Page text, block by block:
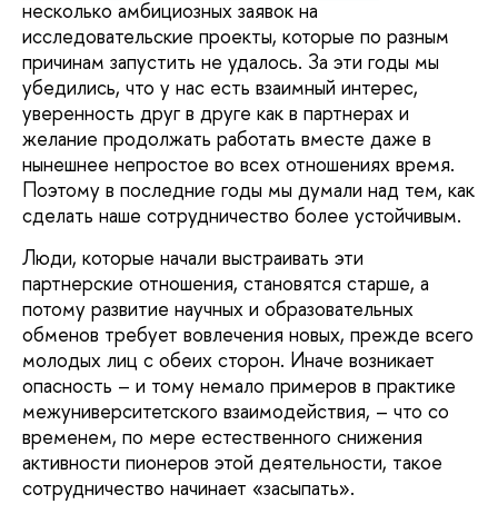
несколько амбициозных заявок на
исследовательские проекты, которые по разным
причинам запустить не удалось. За эти годы мы
убедились, что у нас есть взаимный интерес,
уверенность друг в друге как в партнерах и
желание продолжать работать вместе даже в
нынешнее непростое во всех отношениях время.
Поэтому в последние годы мы думали над тем, как
сделать наше сотрудничество более устойчивым.
Люди, которые начали выстраивать эти
партнерские отношения, становятся старше, а
потому развитие научных и образовательных
обменов требует вовлечения новых, прежде всего
молодых лиц с обеих сторон. Иначе возникает
опасность – и тому немало примеров в практике
межуниверситетского взаимодействия, – что со
временем, по мере естественного снижения
активности пионеров этой деятельности, такое
сотрудничество начинает «засыпать».